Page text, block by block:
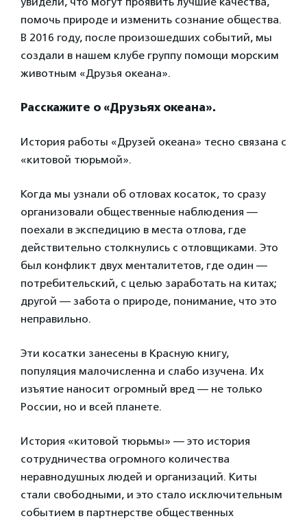
помочь природе и изменить сознание общества.
В 2016 году, после произошедших событий, мы
создали в нашем клубе группу помощи морским
животным «Друзья океана».
Расскажите о «Друзьях океана».
История работы «Друзей океана» тесно связана с
«китовой тюрьмой».
Когда мы узнали об отловах косаток, то сразу
организовали общественные наблюдения —
поехали в экспедицию в места отлова, где
действительно столкнулись с отловщиками. Это
был конфликт двух менталитетов, где один —
потребительский, с целью заработать на китах;
другой — забота о природе, понимание, что это
неправильно.
Эти косатки занесены в Красную книгу,
популяция малочисленна и слабо изучена. Их
изъятие наносит огромный вред — не только
России, но и всей планете.
История «китовой тюрьмы» — это история
сотрудничества огромного количества
неравнодушных людей и организаций. Киты
стали свободными, и это стало исключительным
событием в партнерстве общественных